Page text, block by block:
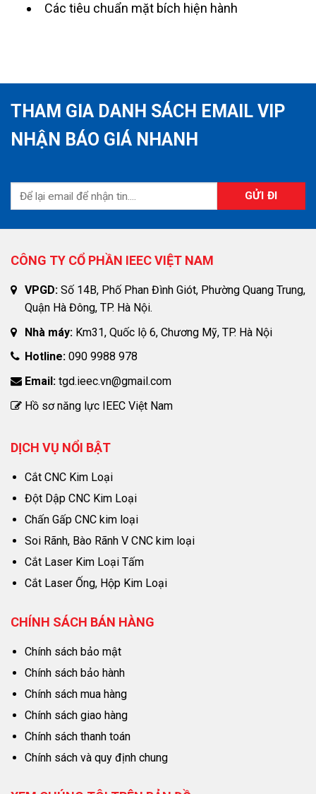
Các tiêu chuẩn mặt bích hiện hành
THAM GIA DANH SÁCH EMAIL VIP
NHẬN BÁO GIÁ NHANH
CÔNG TY CỔ PHẦN IEEC VIỆT NAM
VPGD: Số 14B, Phố Phan Đình Giót, Phường Quang Trung,
Quận Hà Đông, TP. Hà Nội.
Nhà máy: Km31, Quốc lộ 6, Chương Mỹ, TP. Hà Nội
Hotline: 090 9988 978
Email: tgd.ieec.vn@gmail.com
Hồ sơ năng lực IEEC Việt Nam
DỊCH VỤ NỔI BẬT
Cắt CNC Kim Loại
Đột Dập CNC Kim Loại
Chấn Gấp CNC kim loại
Soi Rãnh, Bào Rãnh V CNC kim loại
Cắt Laser Kim Loại Tấm
Cắt Laser Ống, Hộp Kim Loại
CHÍNH SÁCH BÁN HÀNG
Chính sách bảo mật
Chính sách bảo hành
Chính sách mua hàng
Chính sách giao hàng
Chính sách thanh toán
Chính sách và quy định chung